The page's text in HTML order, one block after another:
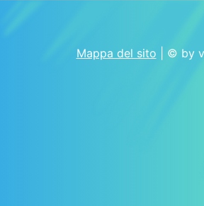
Mappa del sito | © by